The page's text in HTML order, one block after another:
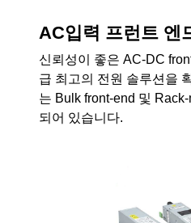
AC입력 프런트 엔
신뢰성이 좋은 AC-DC
급 최고의 전원 솔루션을
는 Bulk front-end 및
되어 있습니다.